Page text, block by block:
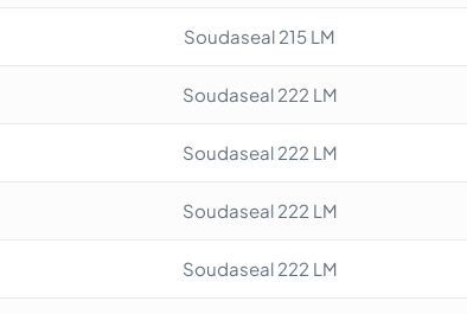
Soudaseal 215 LM
Soudaseal 222 LM
Soudaseal 222 LM
Soudaseal 222 LM
Soudaseal 222 LM